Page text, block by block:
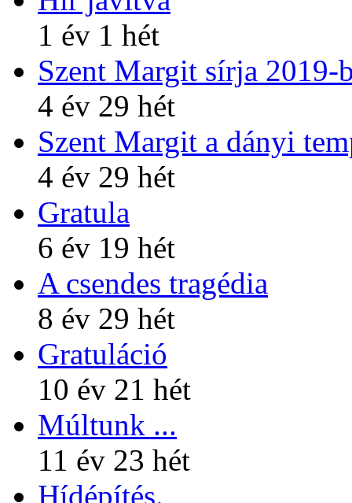
1 év 1 hét
Szent Margit sírja 2019-
4 év 29 hét
Szent Margit a dányi
4 év 29 hét
Gratula
6 év 19 hét
A csendes tragédia
8 év 29 hét
Gratuláció
10 év 21 hét
Múltunk ...
11 év 23 hét
Hídépítés.